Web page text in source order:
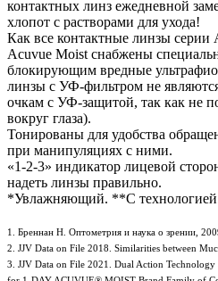
контактных линз ежедневной
хлопот с растворами для ухода!
Как все контактные линзы
Acuvue Moist снабжены
блокирующим вредные
линзы с УФ-фильтром не
очкам с УФ-защитой, так как не
вокруг глаза).
Тонированы для удобства
при манипуляциях с ними.
«1-2-3» индикатор лицевой
надеть линзы правильно.
*Увлажняющий. **С
1. Бреннан Н. Оптометрия и наука о зрении,
2. JJV Data on File 2018. Similarities between
3. JJV Data on File 2021. Dual Action